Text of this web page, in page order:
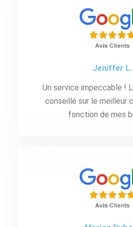
Jeniffer L.
Un service impeccable !
conseillé sur le meilleur
fonction de mes